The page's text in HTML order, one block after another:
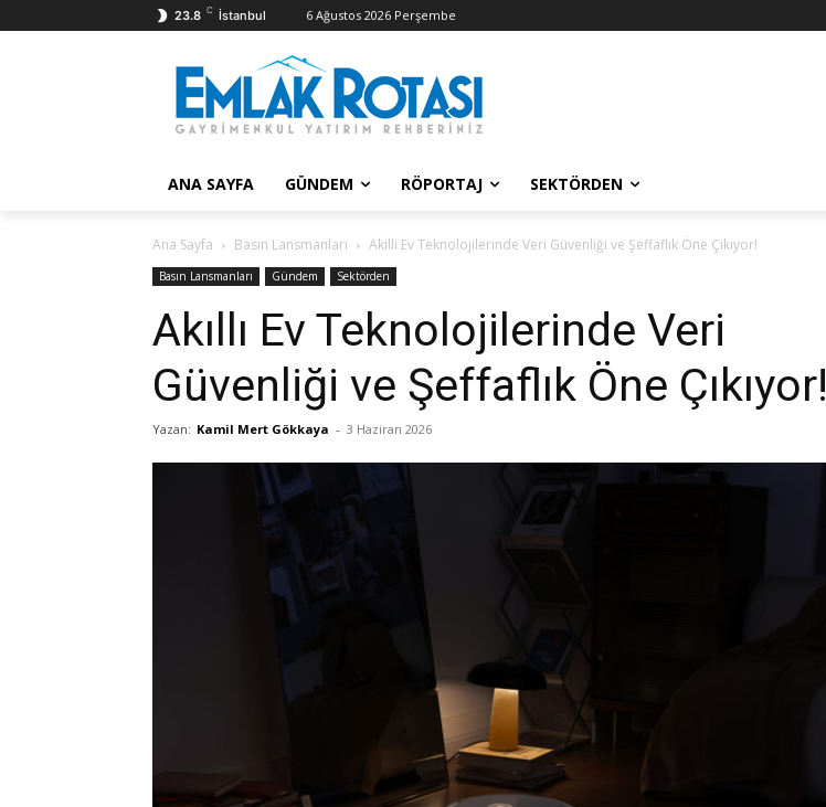
23.8 C İstanbul 6 Ağustos 2026 Perşembe
ANA SAYFA GÜNDEM RÖPORTAJ SEKTÖRDEN
Ana Sayfa Basın Lansmanları Akıllı Ev Teknolojilerinde Veri Güvenliği ve Şeffaflık Öne Çıkıyor!
Basın Lansmanları Gündem Sektörden
Akıllı Ev Teknolojilerinde Veri
Güvenliği ve Şeffaflık Öne Çıkıyor!
Yazan: Kamil Mert Gökkaya - 3 Haziran 2026